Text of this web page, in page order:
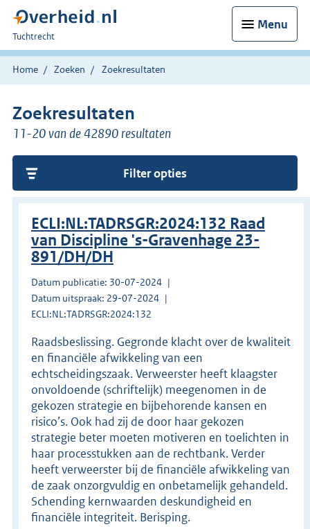
Menu
U
bent
hier:
Tuchtrecht
Home Zoeken Zoekresultaten
Zoekresultaten
11-20 van de 42890 resultaten
Filter opties
ECLI:NL:TADRSGR:2024:132 Raad
van Discipline 's-Gravenhage 23-
891/DH/DH
Datum publicatie: 30-07-2024
Datum uitspraak: 29-07-2024
ECLI:NL:TADRSGR:2024:132
Raadsbeslissing. Gegronde klacht over de kwaliteit
en financiële afwikkeling van een
echtscheidingszaak. Verweerster heeft klaagster
onvoldoende (schriftelijk) meegenomen in de
gekozen strategie en bijbehorende kansen en
risico’s. Ook had zij de door haar gekozen
strategie beter moeten motiveren en toelichten in
haar processtukken aan de rechtbank. Verder
heeft verweerster bij de financiële afwikkeling van
de zaak onzorgvuldig en onbetamelijk gehandeld.
Schending kernwaarden deskundigheid en
financiële integriteit. Berisping.